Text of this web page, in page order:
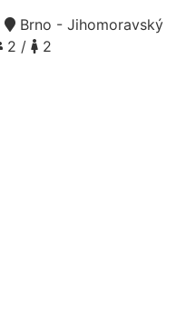
Brno - Jihomoravský
2 / 2